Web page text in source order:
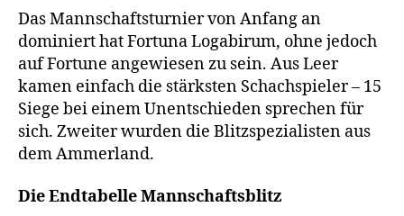
Das Mannschaftsturnier von Anfang an
dominiert hat Fortuna Logabirum, ohne jedoch
auf Fortune angewiesen zu sein. Aus Leer
kamen einfach die stärksten Schachspieler – 15
Siege bei einem Unentschieden sprechen für
sich. Zweiter wurden die Blitzspezialisten aus
dem Ammerland.
Die EndtabelleMannschaftsblitz